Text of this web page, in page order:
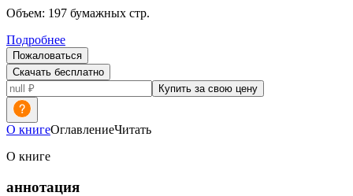
Объем: 197 бумажных стр.
Подробнее
Пожаловаться
Скачать бесплатно
Купить за свою цену
О книгеОглавлениеЧитать
О книге
аннотация